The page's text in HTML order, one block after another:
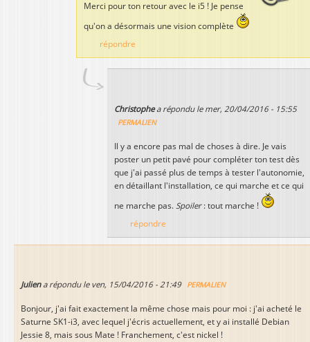
Merci pour ton retour avec le i5 ! Je pense
qu'on a désormais une vision complète
répondre
Christophea répondu le mer, 20/04/2016 - 15:55
PERMALIEN
Il y a encore pas mal de choses à dire. Je vais
poster un petit pavé pour compléter ton test dès
que j'ai passé plus de temps à tester l'autonomie,
en détaillant l'installation, ce qui marche et ce qui
ne marche pas. Spoiler: tout marche !
répondre
Juliena répondu le ven, 15/04/2016 - 21:49 PERMALIEN
Bonjour, j'ai fait exactement la même chose mais pour moi : j'ai acheté le
Saturne SK1-i3, avec lequel j'écris actuellement, et y ai installé Debian
Jessie 8, mais sous Mate ! Franchement, c'est nickel !